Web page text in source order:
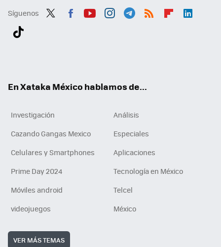
Síguenos
En Xataka México hablamos de...
Investigación
Análisis
Cazando Gangas Mexico
Especiales
Celulares y Smartphones
Aplicaciones
Prime Day 2024
Tecnología en México
Móviles android
Telcel
videojuegos
México
VER MÁS TEMAS